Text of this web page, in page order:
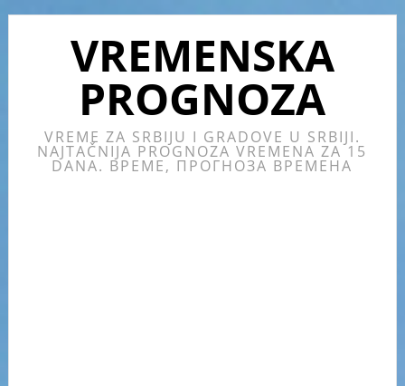
Skip
Skip
Skip
Skip
VREMENSKA
PROGNOZA
VREME ZA SRBIJU I GRADOVE U SRBIJI.
NAJTAČNIJA PROGNOZA VREMENA ZA 15
DANA. ВРЕМЕ, ПРОГНОЗА ВРЕМЕНА